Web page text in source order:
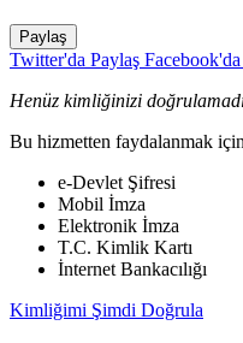
Paylaş
Twitter'da Paylaş
Henüz kimliğinizi
Bu hizmetten faydalanmak
e-Devlet Şifresi
Mobil İmza
Elektronik İmza
T.C. Kimlik Kartı
İnternet Bankacılığı
Kimliğimi Şimdi Doğrula